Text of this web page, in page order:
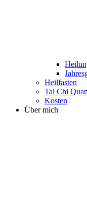
Heilfasten
Tai Chi Quan
Kosten
Über mich